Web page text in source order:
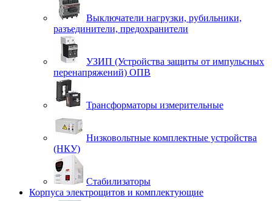
Выключатели нагрузки, рубильники,
разъединители, предохранители
УЗИП (Устройства защиты от импульсных
перенапряжений) ОПВ
Трансформаторы измерительные
Низковольтные комплектные устройства
(НКУ)
Стабилизаторы
Корпуса электрощитов и комплектующие